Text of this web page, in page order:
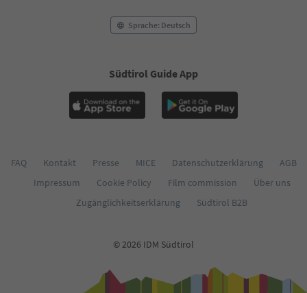
Sprache: Deutsch
Südtirol Guide App
FAQ Kontakt Presse MICE Datenschutzerklärung
AGB
Impressum
Cookie Policy Film commission
Über uns
Zugänglichkeitserklärung
Südtirol B2B
© 2026 IDM Südtirol